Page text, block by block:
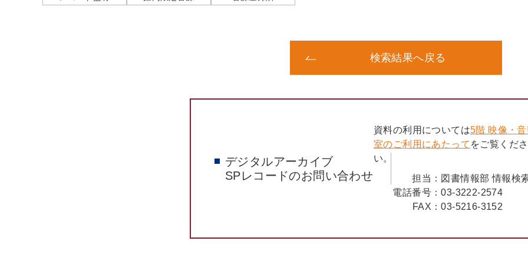
検索結果へ戻る
デジタルアーカイブ
SPレコードのお問い合わせ
資料の利用については5階 映像・
室のご利用にあたって をご覧くださ
い。
担当： 図書情報部 情報検
電話番号：03-3222-2574
FAX：03-5216-3152